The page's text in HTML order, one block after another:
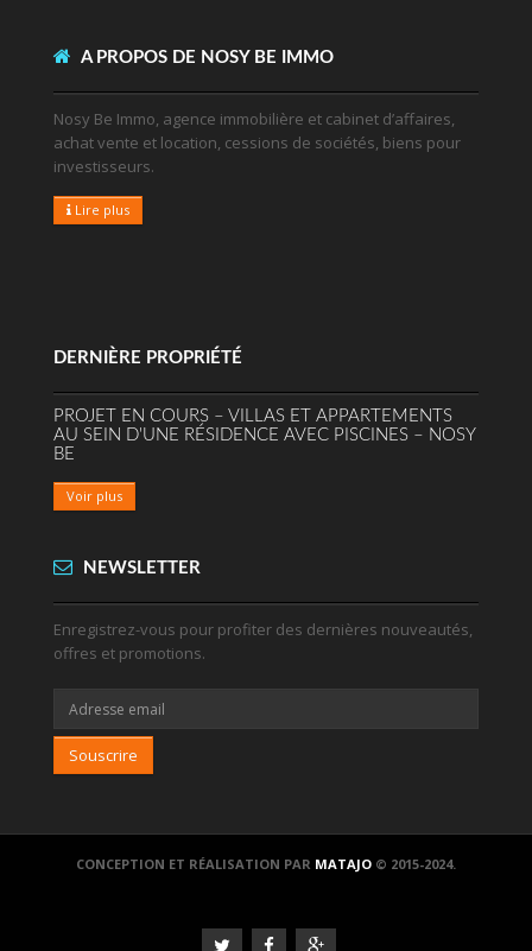
A PROPOS DE NOSY BE IMMO
Nosy Be Immo, agence immobilière et cabinet d’affaires,
achat vente et location, cessions de sociétés, biens pour
investisseurs.
Lire plus
DERNIÈRE PROPRIÉTÉ
PROJET EN COURS – VILLAS ET APPARTEMENTS
AU SEIN D'UNE RÉSIDENCE AVEC PISCINES – NOSY
BE
Voir plus
NEWSLETTER
Enregistrez-vous pour profiter des dernières nouveautés,
offres et promotions.
Souscrire
CONCEPTION ET RÉALISATION PAR MATAJO © 2015-2024.